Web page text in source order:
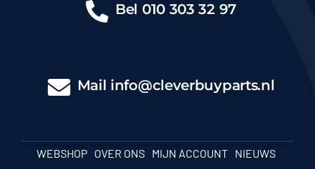
Bel 010 303 32 97
Mail info@cleverbuyparts.nl
WEBSHOP OVER ONS MIJN ACCOUNT
NIEUWS